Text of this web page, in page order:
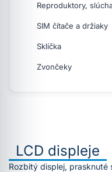
Reproduktory,
SIM čítače a držiaky
Sklíčka
Zvončeky
LCD displeje
Rozbitý displej, prasknuté